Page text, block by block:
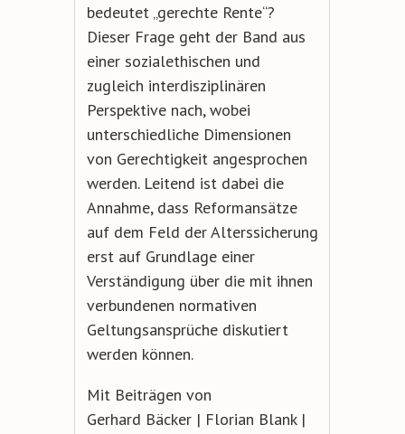
bedeutet „gerechte Rente“?
Dieser Frage geht der Band aus
einer sozialethischen und
zugleich interdisziplinären
Perspektive nach, wobei
unterschiedliche Dimensionen
von Gerechtigkeit angesprochen
werden. Leitend ist dabei die
Annahme, dass Reformansätze
auf dem Feld der Alterssicherung
erst auf Grundlage einer
Verständigung über die mit ihnen
verbundenen normativen
Geltungsansprüche diskutiert
werden können.
Mit Beiträgen von
Gerhard Bäcker | Florian Blank |